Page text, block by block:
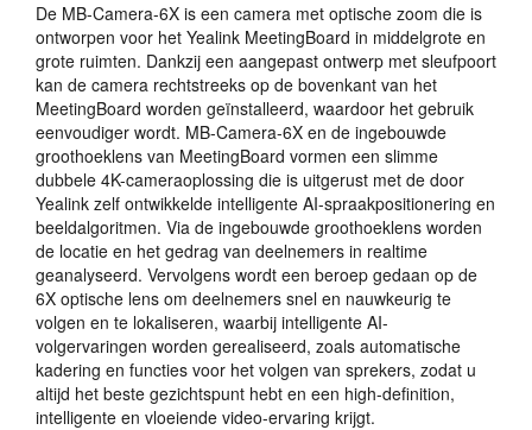
De MB-Camera-6X is een camera met optische zoom die is
ontworpen voor het Yealink MeetingBoard in middelgrote en
grote ruimten. Dankzij een aangepast ontwerp met sleufpoort
kan de camera rechtstreeks op de bovenkant van het
MeetingBoard worden geïnstalleerd, waardoor het gebruik
eenvoudiger wordt. MB-Camera-6X en de ingebouwde
groothoeklens van MeetingBoard vormen een slimme
dubbele 4K-cameraoplossing die is uitgerust met de door
Yealink zelf ontwikkelde intelligente AI-spraakpositionering en
beeldalgoritmen. Via de ingebouwde groothoeklens worden
de locatie en het gedrag van deelnemers in realtime
geanalyseerd. Vervolgens wordt een beroep gedaan op de
6X optische lens om deelnemers snel en nauwkeurig te
volgen en te lokaliseren, waarbij intelligente AI-
volgervaringen worden gerealiseerd, zoals automatische
kadering en functies voor het volgen van sprekers, zodat u
altijd het beste gezichtspunt hebt en een high-definition,
intelligente en vloeiende video-ervaring krijgt.